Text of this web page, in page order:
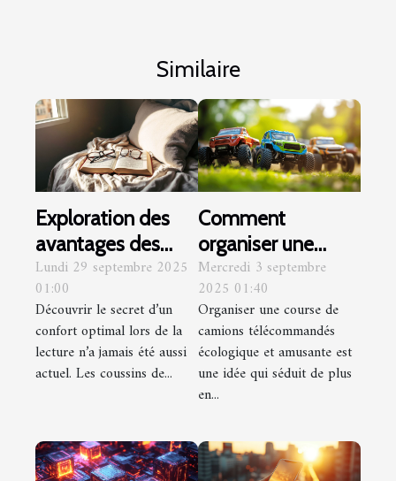
Similaire
Exploration des
avantages des
coussins de
lecture pour le
confort
Lundi 29 septembre 2025
01:00
Découvrir le secret d’un
confort optimal lors de la
lecture n’a jamais été aussi
actuel. Les coussins de...
Comment
organiser une
course de camions
télécommandés
écologique et
amusante ?
Mercredi 3 septembre
2025 01:40
Organiser une course de
camions télécommandés
écologique et amusante est
une idée qui séduit de plus
en...